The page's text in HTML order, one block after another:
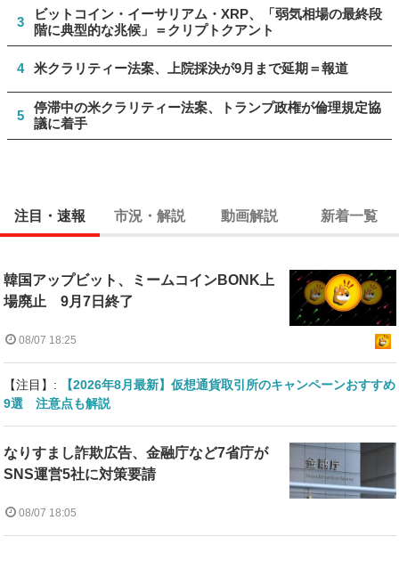
3
ビットコイン・イーサリアム・XRP、「弱気相場の最終段
階に典型的な兆候」＝クリプトクアント
4 米クラリティー法案、上院採決が9月まで延期＝報道
5
停滞中の米クラリティー法案、トランプ政権が倫理規定協
議に着手
注目・速報 市況・解説 動画解説 新着一覧
韓国アップビット、ミームコインBONK上
場廃止 9月7日終了
08/07 18:25
【注目】:
【2026年8月最新】仮想通貨取引所のキャンペーンおすすめ
9選 注意点も解説
なりすまし詐欺広告、金融庁など7省庁が
SNS運営5社に対策要請
08/07 18:05